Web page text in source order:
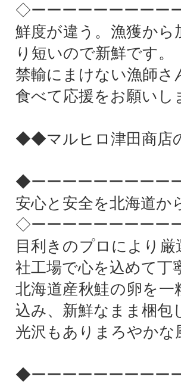
◇ーーーーーーーーー
鮮度が違う。漁獲か
り短いので新鮮です。
禁輸にまけない漁師
食べて応援をお願いし
◆◆マルヒロ津田商
◆ーーーーーーーーー
安心と安全を北海道か
◇ーーーーーーーーー
目利きのプロにより
社工場で心を込めて丁
北海道産秋鮭の卵を
込み、新鮮なまま梱包
光沢もありまろやかな
◆ーーーーーーーーー